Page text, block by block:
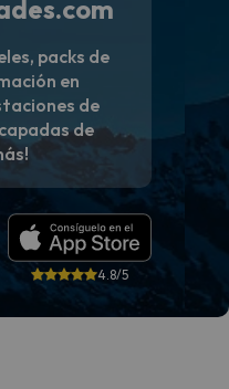
packs de
en
de
de
4.8/5